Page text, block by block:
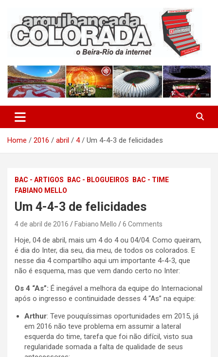
content
Arquibancada Colorada
Home 2016 abril 4 Um 4-4-3 de felicidades
BAC - ARTIGOS BAC - BLOGUEIROS
BAC - TIME
FABIANO MELLO
Um 4-4-3 de felicidades
4 de abril de 2016 Fabiano Mello 6 Comments
Hoje, 04 de abril, mais um 4 do 4 ou 04/04. Como queiram,
é dia do Inter, dia seu, dia meu, de todos os colorados. E
nesse dia 4 compartilho aqui um importante 4-4-3, que
não é esquema, mas que vem dando certo no Inter:
Os 4 “As”: É inegável a melhora da equipe do Internacional
após o ingresso e continuidade desses 4 “As” na equipe:
Arthur: Teve pouquíssimas oportunidades em 2015, já
em 2016 não teve problema em assumir a lateral
esquerda do time, tarefa que foi não difícil, visto sua
regularidade somada a falta de qualidade de seus